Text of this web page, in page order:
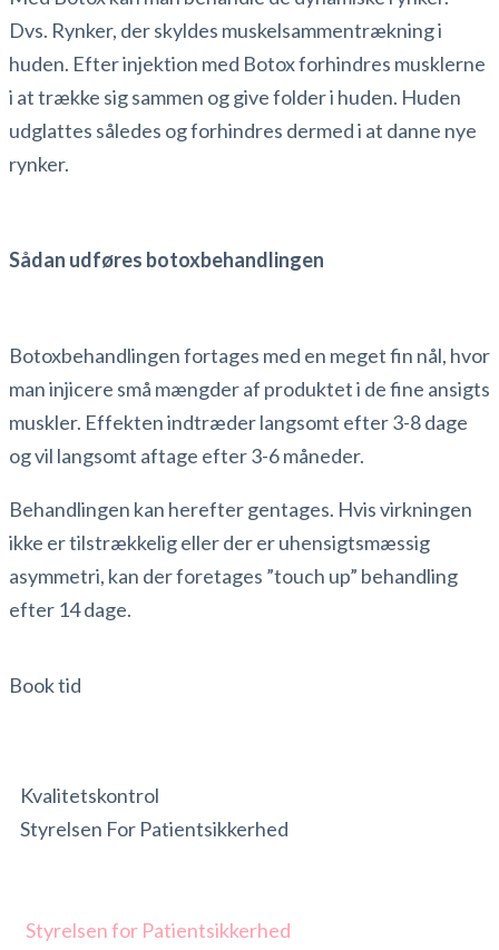
Dvs. Rynker, der skyldes muskelsammentrækning i
huden. Efter injektion med Botox forhindres musklerne
i at trække sig sammen og give folder i huden. Huden
udglattes således og forhindres dermed i at danne nye
rynker.
Sådan udføres botoxbehandlingen
Botoxbehandlingen fortages med en meget fin nål, hvor
man injicere små mængder af produktet i de fine ansigts
muskler. Effekten indtræder langsomt efter 3-8 dage
og vil langsomt aftage efter 3-6 måneder.
Behandlingen kan herefter gentages. Hvis virkningen
ikke er tilstrækkelig eller der er uhensigtsmæssig
asymmetri, kan der foretages ”touch up” behandling
efter 14 dage.
Book tid
Kvalitetskontrol
Styrelsen For Patientsikkerhed
Styrelsen for Patientsikkerhed